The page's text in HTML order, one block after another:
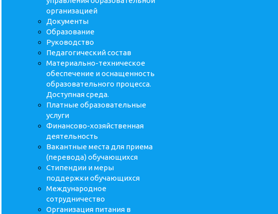
организацией
Документы
Образование
Руководство
Педагогический состав
Материально-техническое
обеспечение и оснащенность
образовательного процесса.
Доступная среда.
Платные образовательные
услуги
Финансово-хозяйственная
деятельность
Вакантные места для приема
(перевода) обучающихся
Стипендии и меры
поддержки обучающихся
Международное
сотрудничество
Организация питания в